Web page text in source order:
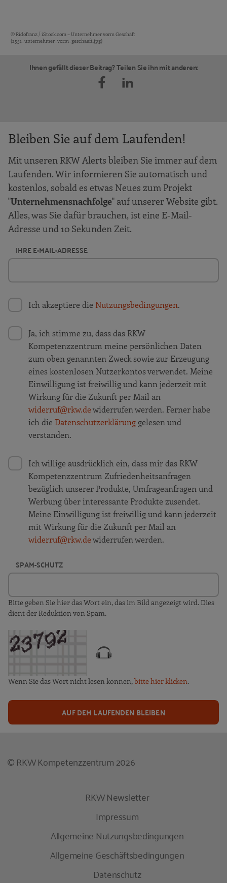
Bildquellen und Copyright-Hinweise
© Ridofranz / iStock.com– Unternehmer vorm Geschäft
(2551_unternehmer_vorm_geschaeft.jpg)
Ihnen gefällt dieser Beitrag? Teilen Sie ihn mit anderen:
Bleiben Sie auf dem Laufenden!
Mit unseren RKW Alerts bleiben Sie immer auf dem
Laufenden. Wir informieren Sie automatisch und
kostenlos, sobald es etwas Neues zum Projekt
"Unternehmensnachfolge" auf unserer Website gibt.
Alles, was Sie dafür brauchen, ist eine E-Mail-
Adresse und 10 Sekunden Zeit.
IHRE E-MAIL-ADRESSE
Ich akzeptiere die Nutzungsbedingungen.
Ja, ich stimme zu, dass das RKW
Kompetenzzentrum meine persönlichen Daten
zum oben genannten Zweck sowie zur Erzeugung
eines kostenlosen Nutzerkontos verwendet. Meine
Einwilligung ist freiwillig und kann jederzeit mit
Wirkung für die Zukunft per Mail an
widerruf@rkw.dewiderrufen werden. Ferner habe
ich die Datenschutzerklärunggelesen und
verstanden.
Ich willige ausdrücklich ein, dass mir das RKW
Kompetenzzentrum Zufriedenheitsanfragen
bezüglich unserer Produkte, Umfrageanfragen und
Werbung über interessante Produkte zusendet.
Meine Einwilligung ist freiwillig und kann jederzeit
mit Wirkung für die Zukunft per Mail an
widerruf@rkw.dewiderrufen werden.
SPAM-SCHUTZ
Bitte geben Sie hier das Wort ein, das im Bild angezeigt wird. Dies
dient der Reduktion von Spam.
Wenn Sie das Wort nicht lesen können, bitte hier klicken.
AUF DEM LAUFENDEN BLEIBEN
© RKW Kompetenzzentrum 2026
RKW Newsletter
Impressum
Allgemeine Nutzungsbedingungen
Allgemeine Geschäftsbedingungen
Datenschutz